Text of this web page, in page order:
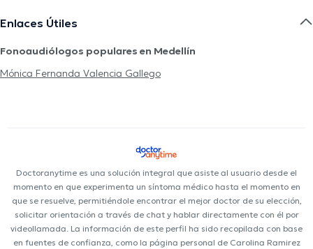
Enlaces Útiles
Fonoaudiólogos populares en Medellín
Mónica Fernanda Valencia Gallego
Doctoranytime es una solución integral que asiste al usuario desde el
momento en que experimenta un síntoma médico hasta el momento en
que se resuelve, permitiéndole encontrar el mejor doctor de su elección,
solicitar orientación a través de chat y hablar directamente con él por
videollamada. La información de este perfil ha sido recopilada con base
en fuentes de confianza, como la página personal de Carolina Ramirez